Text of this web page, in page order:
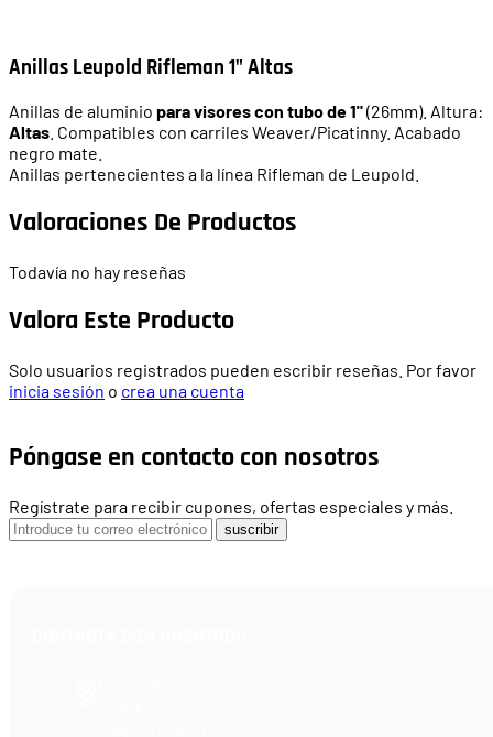
Anillas Leupold Rifleman 1" Altas
Anillas de aluminio para visores con tubo de1"(26mm). Altura:
Altas . Compatibles con carriles Weaver/Picatinny. Acabado
negro mate.
Anillas pertenecientes a la línea Rifleman de Leupold.
Valoraciones De Productos
Todavía no hay reseñas
Valora Este Producto
Solo usuarios registrados pueden escribir reseñas. Por favor
inicia sesión o crea una cuenta
Póngase en contacto con nosotros
Regístrate para recibir cupones, ofertas especiales y más.
suscribir